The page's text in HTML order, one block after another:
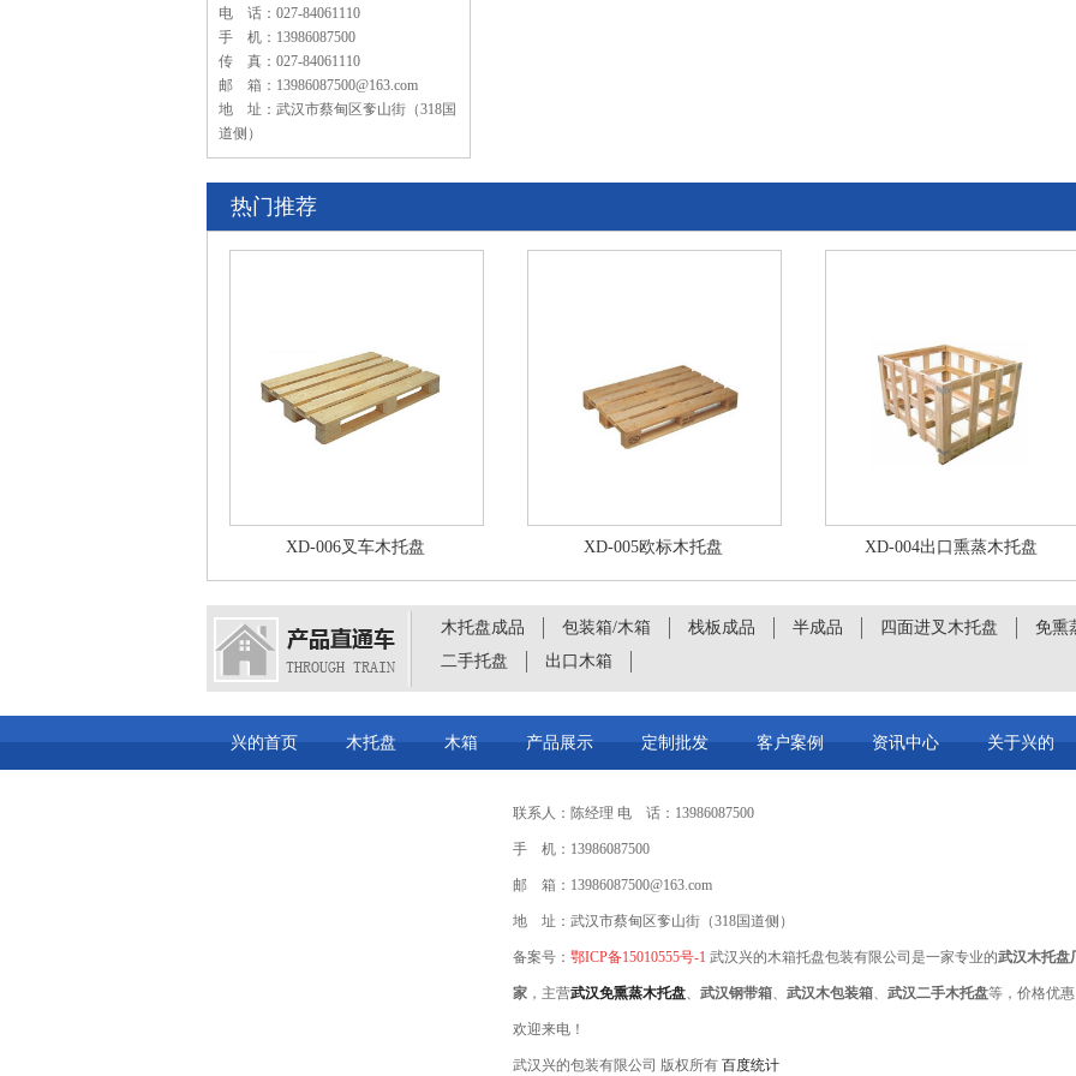
电 话：027-84061110
手 机：13986087500
传 真：027-84061110
邮 箱：13986087500@163.com
地 址：武汉市蔡甸区奓山街（318国
道侧）
热门推荐
XD-006叉车木托盘 XD-005欧标木托盘 XD-004出口熏蒸木托盘
木托盘成品 包装箱/木箱 栈板成品 半成品 四面进叉木托盘
免熏
二手托盘
出口木箱
兴的首页 木托盘 木箱 产品展示 定制批发 客户案例 资讯中心 关于兴的
联系人：陈经理 电 话：13986087500
手 机：13986087500
邮 箱：13986087500@163.com
地 址：武汉市蔡甸区奓山街（318国道侧）
备案号： 鄂ICP备15010555号-1 武汉兴的木箱托盘包装有限公司是一家专业的武汉木托盘
家 ，主营武汉免熏蒸木托盘、 武汉钢带箱、 武汉木包装箱、 武汉二手木托盘等，价格优
欢迎来电！
武汉兴的包装有限公司 版权所有 百度统计